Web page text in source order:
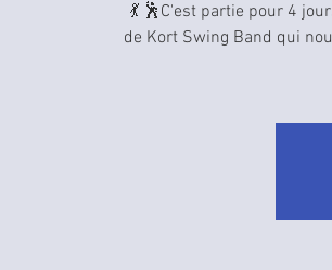
💃 🕺C'est partie pour 4
de Kort Swing Band qui